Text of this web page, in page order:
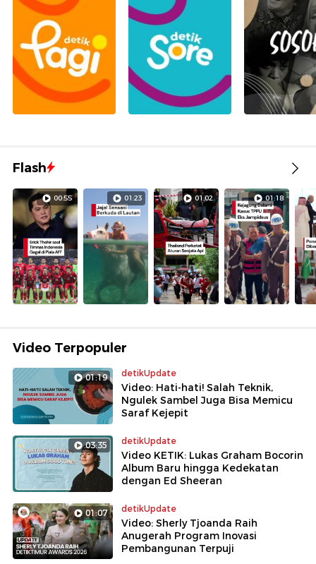
Flash
00:55 01:23 01:02 01:18
Video Terpopuler
01:19 detikUpdate
Video: Hati-hati! Salah Teknik,
Ngulek Sambel Juga Bisa Memicu
Saraf Kejepit
03:35 detikUpdate
Video KETIK: Lukas Graham Bocorin
Album Baru hingga Kedekatan
dengan Ed Sheeran
01:07 detikUpdate
Video: Sherly Tjoanda Raih
Anugerah Program Inovasi
Pembangunan Terpuji